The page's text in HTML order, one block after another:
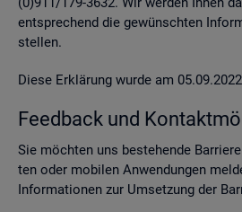
ent­spre­chend die ge­wünsch­ten
stel­len.
Diese Er­klä­rung wurde am
Feed­back und
Sie möch­ten uns be­stehen­de
ten oder mo­bi­len An­wen­dun­gen
In­for­ma­tio­nen zur Um­set­zung der